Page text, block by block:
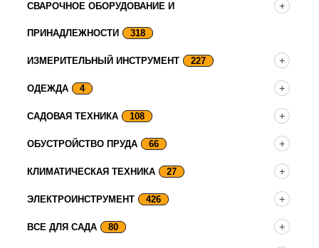
СВАРОЧНОЕ ОБОРУДОВАНИЕ И
ПРИНАДЛЕЖНОСТИ 318
ИЗМЕРИТЕЛЬНЫЙ ИНСТРУМЕНТ 227
ОДЕЖДА 4
САДОВАЯ ТЕХНИКА 108
ОБУСТРОЙСТВО ПРУДА 66
КЛИМАТИЧЕСКАЯ ТЕХНИКА 27
ЭЛЕКТРОИНСТРУМЕНТ 426
ВСЕ ДЛЯ САДА 80